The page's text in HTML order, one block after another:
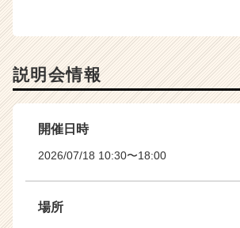
説明会情報
開催日時
2026/07/18 10:30〜18:00
場所